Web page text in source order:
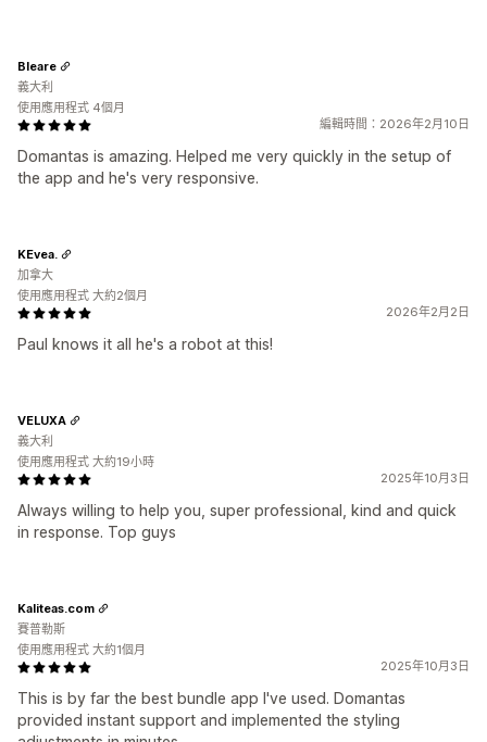
編輯時間：2026年2月10日
Domantas is amazing. Helped me very quickly in the setup of
the app and he's very responsive.
Bleare
義大利
使用應用程式 4個月
2026年2月2日
Paul knows it all he's a robot at this!
KEvea.
加拿大
使用應用程式 大約2個月
2025年10月3日
Always willing to help you, super professional, kind and quick
in response. Top guys
VELUXA
義大利
使用應用程式 大約19小時
2025年10月3日
This is by far the best bundle app I've used. Domantas
provided instant support and implemented the styling
Kaliteas.com
賽普勒斯
使用應用程式 大約1個月